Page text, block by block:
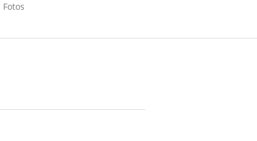
Fotos